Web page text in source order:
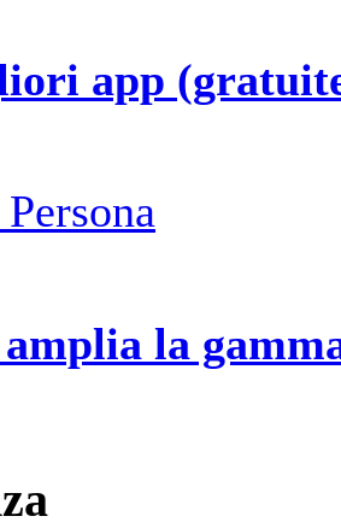
app
la